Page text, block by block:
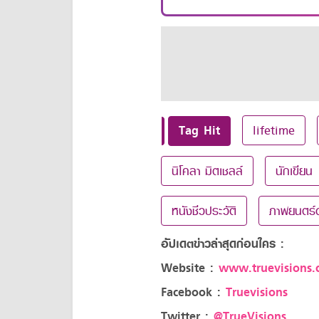
Tag Hit lifetime
นิโคลา มิตเชลล์ นักเขียน
หนังชีวประวัติ ภาพยนตร์
อัปเดตข่าวล่าสุดก่อนใคร :
Website :
Facebook : Truevisions